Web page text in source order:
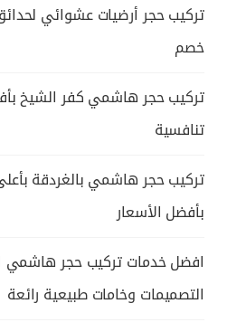
خصم
تركيب حجر هاشمي كفر الشيخ
تنافسية
تركيب حجر هاشمي بالغردقة
بأفضل الأسعار
افضل خدمات تركيب حجر هاشمي
التصميمات وخامات طبيعية رائعة